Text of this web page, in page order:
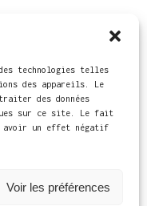
technologies telles
des appareils. Le
des données
sur ce site. Le fait
avoir un effet négatif
Voir les préférences